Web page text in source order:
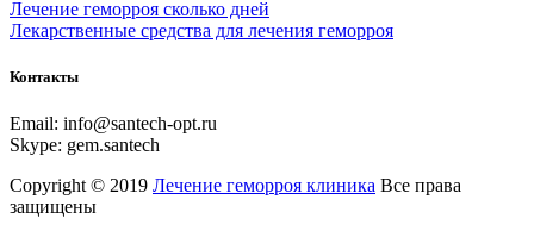
Лечение геморроя сколько дней
Лекарственные средства для лечения геморроя
Контакты
Email: info@santech-opt.ru
Skype: gem.santech
Copyright © 2019 Лечение геморроя клиника Все права
защищены